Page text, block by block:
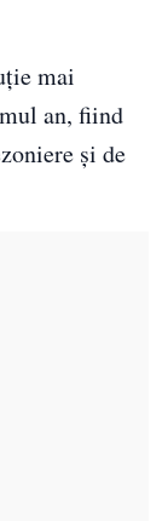
mai
an, fiind
și de